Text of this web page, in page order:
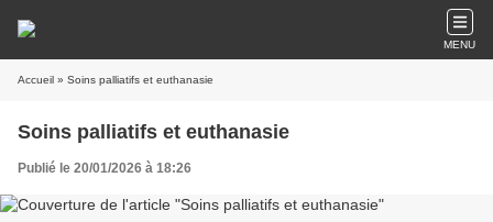
MENU
Accueil » Soins palliatifs et euthanasie
Soins palliatifs et euthanasie
Publié le 20/01/2026 à 18:26